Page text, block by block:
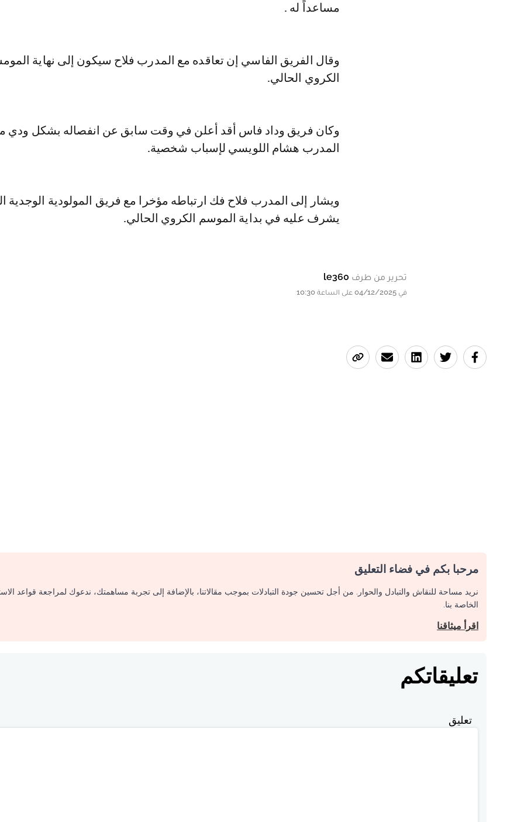
مساعداً له .
وقال الفريق الفاسي إن تعاقده مع المدرب فلاح سيكون إلى نهاية
الكروي الحالي.
وكان فريق وداد فاس أقد أعلن في وقت سابق عن انفصاله بشكل ودي
المدرب هشام اللويسي لإسباب شخصية.
ويشار إلى المدرب فلاح فك ارتباطه مؤخرا مع فريق المولودية الوجدية
يشرف عليه في بداية الموسم الكروي الحالي.
تحرير من طرف le360
في 04/12/2025 على الساعة 10:30
مرحبا بكم في فضاء التعليق
نريد مساحة للنقاش والتبادل والحوار. من أجل تحسين جودة التبادلات بموجب مقالاتنا، بالإضافة إلى تجربة مساهمتك، ندعوك لمراجعة قواعد
الخاصة بنا.
اقرأ ميثاقنا
تعليقاتكم
تعليق